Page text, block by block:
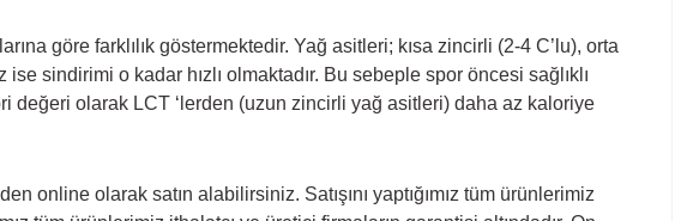
göre farklılık göstermektedir. Yağ asitleri; kısa zincirli (2-4 C’lu), orta
sindirimi o kadar hızlı olmaktadır. Bu sebeple spor öncesi sağlıklı
değeri olarak LCT ‘lerden (uzun zincirli yağ asitleri) daha az kaloriye
online olarak satın alabilirsiniz. Satışını yaptığımız tüm ürünlerimiz